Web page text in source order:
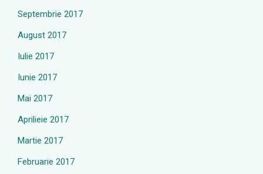
Septembrie 2017
August 2017
Iulie 2017
Iunie 2017
Mai 2017
Aprilieie 2017
Martie 2017
Februarie 2017